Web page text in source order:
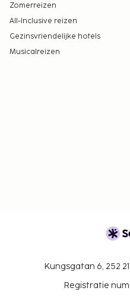
Zomerreizen
All-Inclusive reizen
Gezinsvriendelijke hotels
Musicalreizen
Kungsgatan 6, 252
Registratie